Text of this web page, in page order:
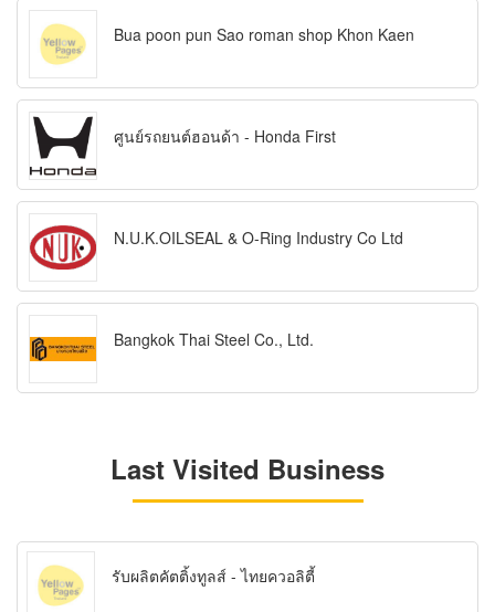
Bua poon pun Sao roman shop Khon Kaen
ศูนย์รถยนต์ฮอนด้า - Honda First
N.U.K.OILSEAL & O-Ring Industry Co Ltd
Bangkok Thai Steel Co., Ltd.
Last Visited Business
รับผลิตคัตติ้งทูลส์ - ไทยควอลิตี้